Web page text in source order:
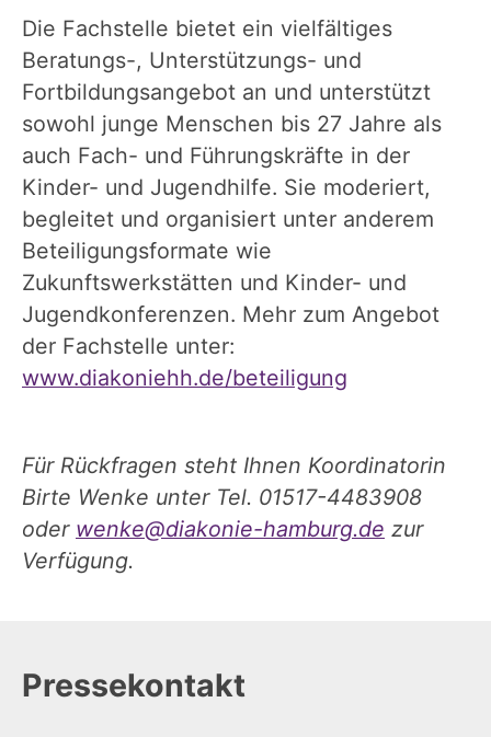
Die Fachstelle bietet ein vielfältiges
Beratungs-, Unterstützungs- und
Fortbildungsangebot an und unterstützt
sowohl junge Menschen bis 27 Jahre als
auch Fach- und Führungskräfte in der
Kinder- und Jugendhilfe. Sie moderiert,
begleitet und organisiert unter anderem
Beteiligungsformate wie
Zukunftswerkstätten und Kinder- und
Jugendkonferenzen. Mehr zum Angebot
der Fachstelle unter:
www.diakoniehh.de/beteiligung
Für Rückfragen steht Ihnen Koordinatorin
Birte Wenke unter Tel. 01517-4483908
oder wenke@diakonie-hamburg.de zur
Verfügung.
Pressekontakt